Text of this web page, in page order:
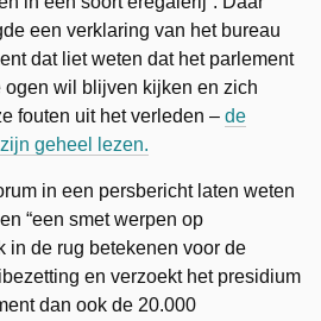
een verklaring van het bureau
dat liet weten dat het parlement
ogen wil blijven kijken en zich
fouten uit het verleden –de
geheel lezen.
in een persbericht laten weten
“een smet werpen op
in de rug betekenen voor de
en verzoekt het presidium
dan ook de 20.000